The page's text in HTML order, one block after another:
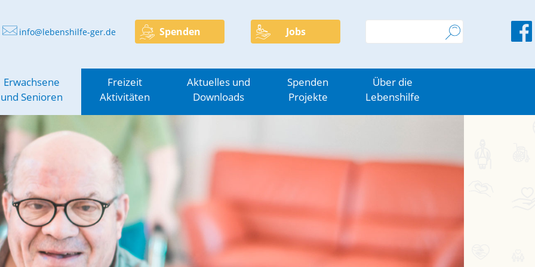
info@lebenshilfe-ger.de Spenden Jobs
Erwachsene
und Senioren
Freizeit
Aktivitäten
Aktuelles und
Downloads
Spenden
Projekte
Über die
Lebenshilfe